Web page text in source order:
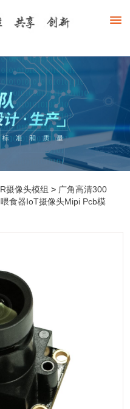
摄像头模组 > 广角高清300
食器IoT摄像头Mipi Pcb模